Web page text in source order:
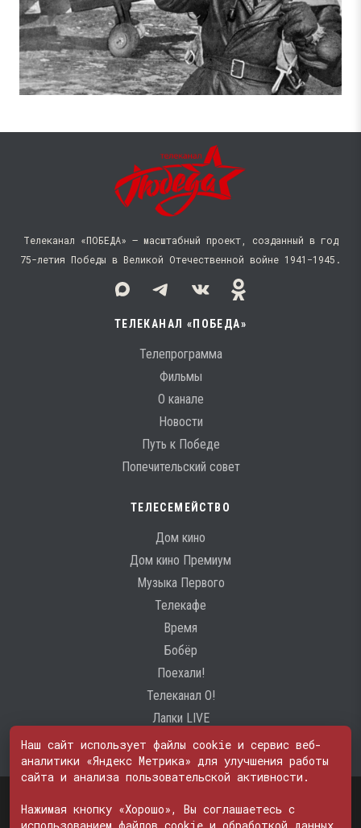
Телеканал «ПОБЕДА» — масштабный проект, созданный в год
75-летия Победы в Великой Отечественной войне 1941−1945.
ТЕЛЕКАНАЛ «ПОБЕДА»
Телепрограмма
Фильмы
О канале
Новости
Путь к Победе
Попечительский совет
ТЕЛЕСЕМЕЙСТВО
Дом кино
Дом кино Премиум
Музыка Первого
Телекафе
Время
Бобёр
Поехали!
Телеканал О!
Лапки LIVE
№ ФС 77 - 74600
© 2000—2026. Редакция телеканала «ПОБЕДА». Все права на любые
Наш сайт использует файлы cookie и сервис веб-
аналитики «Яндекс Метрика» для улучшения работы
сайта и анализа пользовательской активности.
Нажимая кнопку «Хорошо», Вы соглашаетесь с